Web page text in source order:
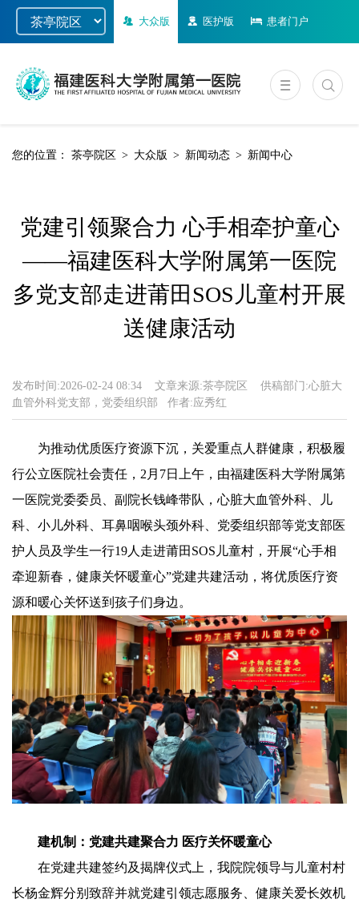
大众版 医护版 患者门户
您的位置： 茶亭院区 > 大众版 > 新闻动态 > 新闻中心
党建引领聚合力 心手相牵护童心
——福建医科大学附属第一医院
多党支部走进莆田SOS儿童村开展
送健康活动
发布时间:2026-02-24 08:34 文章来源:茶亭院区 供稿部门:心脏大
血管外科党支部，党委组织部 作者:应秀红
为推动优质医疗资源下沉，关爱重点人群健康，积极履
行公立医院社会责任，2月7日上午，由福建医科大学附属第
一医院党委委员、副院长钱峰带队，心脏大血管外科、儿
科、小儿外科、耳鼻咽喉头颈外科、党委组织部等党支部医
护人员及学生一行19人走进莆田SOS儿童村，开展“心手相
牵迎新春，健康关怀暖童心”党建共建活动，将优质医疗资
源和暖心关怀送到孩子们身边。
建机制：党建共建聚合力 医疗关怀暖童心
在党建共建签约及揭牌仪式上，我院院领导与儿童村村
长杨金辉分别致辞并就党建引领志愿服务、健康关爱长效机